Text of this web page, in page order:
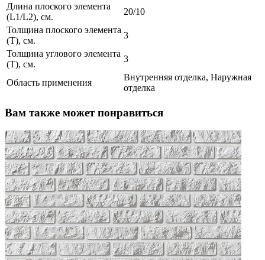
Длина плоского элемента
(L1/L2), см.
20/10
Толщина плоского элемента
(T), см.
3
Толщина углового элемента
(T), см.
3
Область применения
Внутренняя отделка, Наружная
отделка
Вам также может понравиться